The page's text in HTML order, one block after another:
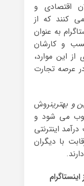
اقتصادی و
کنند که از
به عنوان
و کارشان
از این موارد،
عرصه تجارت
و بهترینروش
می شود و
اینترنتی
با دیگران